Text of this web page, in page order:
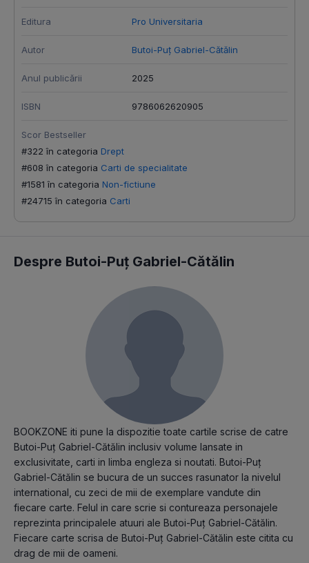
Editura Pro Universitaria
Autor Butoi-Puț Gabriel-Cătălin
Anul publicării 2025
ISBN 9786062620905
Scor Bestseller
#322 în categoria Drept
#608 în categoria Carti de specialitate
#1581 în categoria Non-fictiune
#24715 în categoria Carti
Despre Butoi-Puț Gabriel-Cătălin
BOOKZONE iti pune la dispozitie toate cartile scrise de catre
Butoi-Puț Gabriel-Cătălin inclusiv volume lansate in
exclusivitate, carti in limba engleza si noutati. Butoi-Puț
Gabriel-Cătălin se bucura de un succes rasunator la nivelul
international, cu zeci de mii de exemplare vandute din
fiecare carte. Felul in care scrie si contureaza personajele
reprezinta principalele atuuri ale Butoi-Puț Gabriel-Cătălin.
Fiecare carte scrisa de Butoi-Puț Gabriel-Cătălin este citita cu
drag de mii de oameni.